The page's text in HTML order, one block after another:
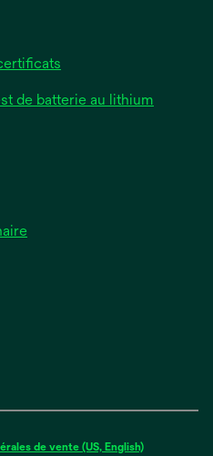
de batterie au lithium
de vente (US, English)